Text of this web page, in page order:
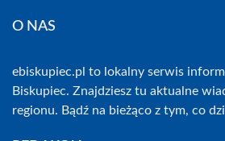
O NAS
ebiskupiec.pl to lokalny serwis
Biskupiec. Znajdziesz tu aktualne
regionu. Bądź na bieżąco z tym, co